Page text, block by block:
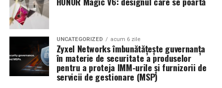
UNCATEGORIZED acum 6 zile
Zyxel Networks îmbunătățește guvernanța
în materie de securitate a produselor
pentru a proteja IMM-urile și furnizorii de
servicii de gestionare (MSP)